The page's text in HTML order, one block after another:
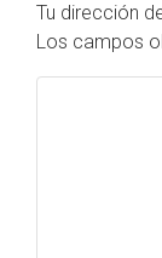
Tu dirección
Los campos